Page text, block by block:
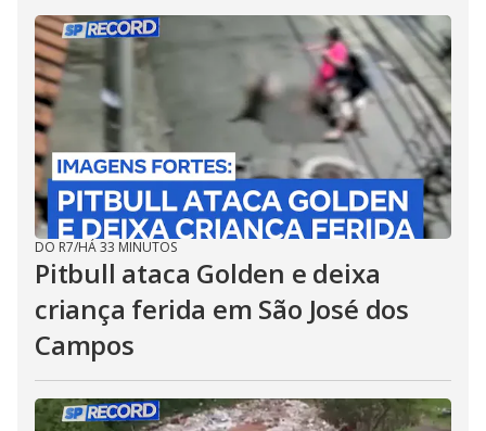
DO R7/HÁ 33 MINUTOS
Pitbull ataca Golden e deixa
criança ferida em São José dos
Campos